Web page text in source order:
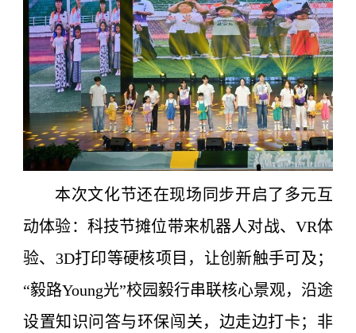
本次文化节还在现场同步开启了多元互
动体验：科技节摊位带来机器人对战、VR体
验、3D打印等硬核项目，让创新触手可及；
“毅路Young光”校园毅行串联核心景观，沿途
设置知识问答与环保闯关，边走边打卡；非